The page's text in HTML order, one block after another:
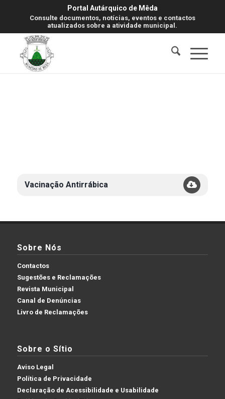
Portal Autárquico de Mêda
Consulte documentos, notícias, eventos e contactos
atualizados sobre a atividade municipal.
Vacinação Antirrábica
Sobre Nós
Contactos
Sugestões e Reclamações
Revista Municipal
Canal de Denúncias
Livro de Reclamações
Sobre o Sítio
Aviso Legal
Política de Privacidade
Declaração de Acessibilidade e Usabilidade